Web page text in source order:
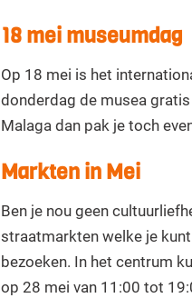
18 mei museumdag
Op 18 mei is het
donderdag de musea
Malaga dan pak je toch
Markten in Mei
Ben je nou geen
straatmarkten welke je
bezoeken. In het centrum
op 28 mei van 11:00 tot